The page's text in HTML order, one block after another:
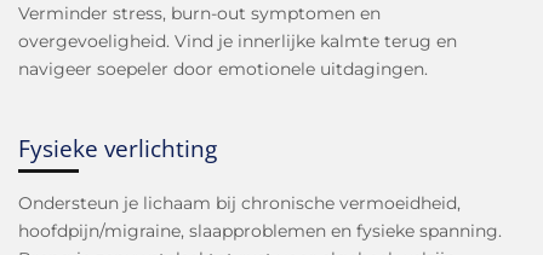
Verminder stress, burn-out symptomen en
overgevoeligheid. Vind je innerlijke kalmte terug en
navigeer soepeler door emotionele uitdagingen.
Fysieke verlichting
Ondersteun je lichaam bij chronische vermoeidheid,
hoofdpijn/migraine, slaapproblemen en fysieke spanning.